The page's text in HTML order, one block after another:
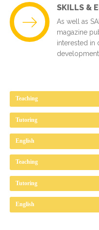
SKILLS &
As well as
magazine
interested in
Teaching
Tutoring
English
Teaching
Tutoring
English